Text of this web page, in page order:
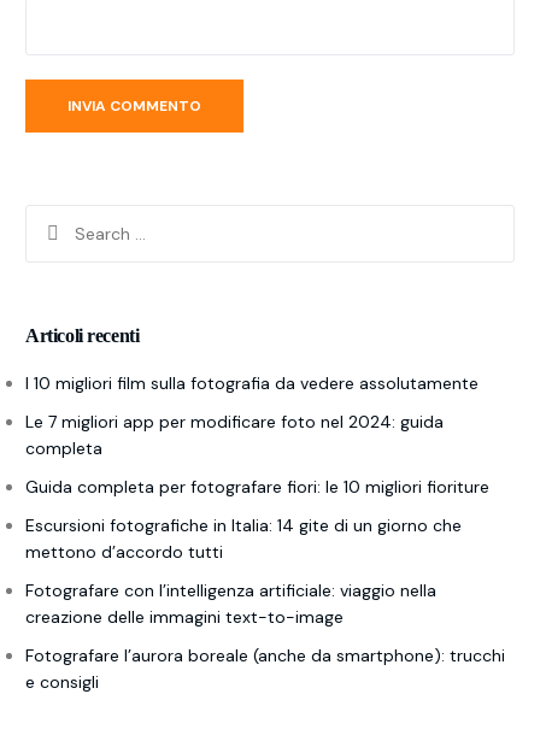
Articoli recenti
I 10 migliori film sulla fotografia da vedere assolutamente
Le 7 migliori app per modificare foto nel 2024: guida
completa
Guida completa per fotografare fiori: le 10 migliori fioriture
Escursioni fotografiche in Italia: 14 gite di un giorno che
mettono d’accordo tutti
Fotografare con l’intelligenza artificiale: viaggio nella
creazione delle immagini text-to-image
Fotografare l’aurora boreale (anche da smartphone): trucchi
e consigli